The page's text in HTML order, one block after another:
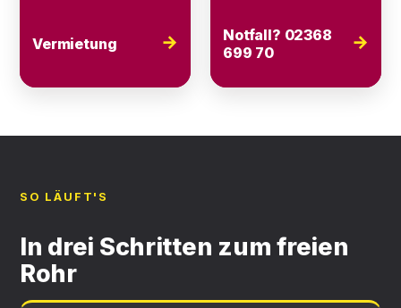
Vermietung →
Notfall? 02368
699 70
→
SO LÄUFT'S
In drei Schritten zum freien
Rohr